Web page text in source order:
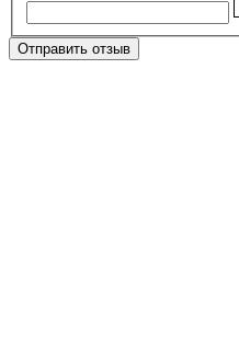
Отправить отзыв